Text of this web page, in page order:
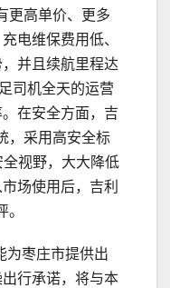
更高单价、更多
电维保费用低、
并且续航里程达
司机全天的运营
在安全方面，吉
，采用高安全标
视野，大大降低
场使用后，吉利
为枣庄市提供出
行承诺，将与本